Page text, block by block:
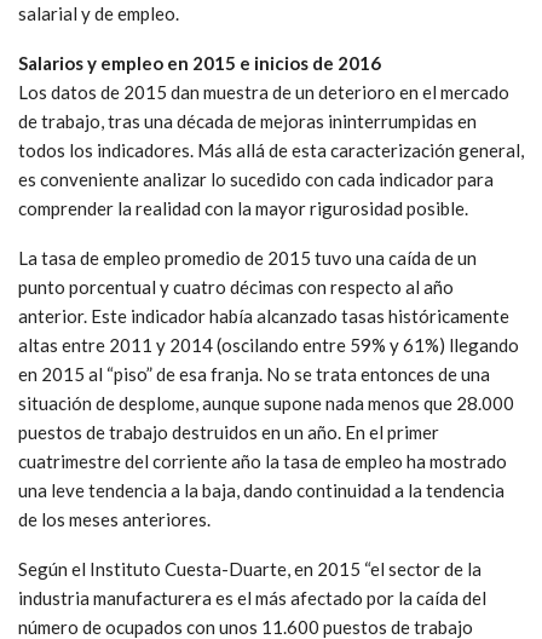
salarial y de empleo.
Salarios y empleo en 2015 e inicios de 2016
Los datos de 2015 dan muestra de un deterioro en el mercado
de trabajo, tras una década de mejoras ininterrumpidas en
todos los indicadores. Más allá de esta caracterización general,
es conveniente analizar lo sucedido con cada indicador para
comprender la realidad con la mayor rigurosidad posible.
La tasa de empleo promedio de 2015 tuvo una caída de un
punto porcentual y cuatro décimas con respecto al año
anterior. Este indicador había alcanzado tasas históricamente
altas entre 2011 y 2014 (oscilando entre 59% y 61%) llegando
en 2015 al “piso” de esa franja. No se trata entonces de una
situación de desplome, aunque supone nada menos que 28.000
puestos de trabajo destruidos en un año. En el primer
cuatrimestre del corriente año la tasa de empleo ha mostrado
una leve tendencia a la baja, dando continuidad a la tendencia
de los meses anteriores.
Según el Instituto Cuesta-Duarte, en 2015 “el sector de la
industria manufacturera es el más afectado por la caída del
número de ocupados con unos 11.600 puestos de trabajo